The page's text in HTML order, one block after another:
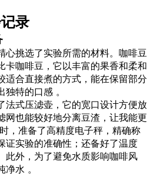
录
心挑选了实验所需的材料。咖啡豆
卡咖啡豆，它以丰富的果香和柔和
适合直接煮的方式，能在保留部分
特的口感 。
法式压滤壶，它的宽口设计方便放
网也能较好地分离豆渣，让我能更
，准备了高精度电子秤，精确称
证实验的准确性；还备好了温度
此外，为了避免水质影响咖啡风
水 。